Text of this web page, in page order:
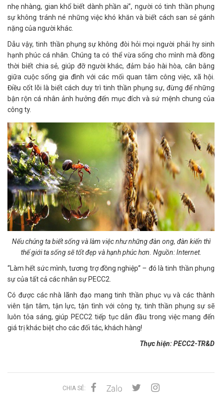
nhẹ nhàng, gian khổ biết dành phần ai”, người có tinh thần phụng
sự không tránh né những việc khó khăn và biết cách san sẻ gánh
nặng của người khác.
Dẫu vậy, tinh thần phụng sự không đòi hỏi mọi người phải hy sinh
hạnh phúc cá nhân. Chúng ta có thể vừa sống cho mình mà đồng
thời biết chia sẻ, giúp đỡ người khác, đảm bảo hài hòa, cân bằng
giữa cuộc sống gia đình với các mối quan tâm công việc, xã hội.
Điều cốt lõi là biết cách duy trì tinh thần phụng sự, đừng để những
bận rộn cá nhân ảnh hưởng đến mục đích và sứ mệnh chung của
công ty.
Nếu chúng ta biết sống và làm việc như những đàn ong, đàn kiến thì
thế giới ta sống sẽ tốt đẹp và hạnh phúc hơn. Nguồn: Internet.
“Làm hết sức mình, tương trợ đồng nghiệp” – đó là tinh thần phụng
sự của tất cả các nhân sự PECC2.
Có được các nhà lãnh đạo mang tinh thần phục vụ và các thành
viên tận tâm, tận lực, tận tình với công ty, tinh thần phụng sự sẽ
luôn tỏa sáng, giúp PECC2 tiếp tục dẫn đầu trong việc mang đến
giá trị khác biệt cho các đối tác, khách hàng!
Thực hiện: PECC2-TR&D
CHIA SẺ: